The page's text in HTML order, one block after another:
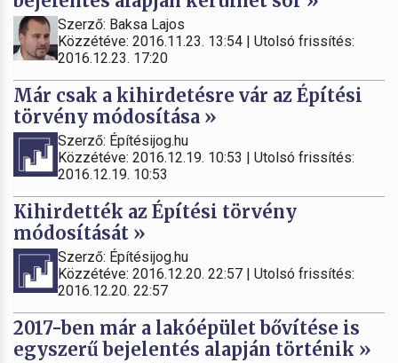
Szerző: Baksa Lajos
Közzétéve: 2016.11.23. 13:54 | Utolsó frissítés:
2016.12.23. 17:20
Már csak a kihirdetésre vár az Építési
törvény módosítása »
Szerző: Építésijog.hu
Közzétéve: 2016.12.19. 10:53 | Utolsó frissítés:
2016.12.19. 10:53
Kihirdették az Építési törvény
módosítását »
Szerző: Építésijog.hu
Közzétéve: 2016.12.20. 22:57 | Utolsó frissítés:
2016.12.20. 22:57
2017-ben már a lakóépület bővítése is
egyszerű bejelentés alapján történik »